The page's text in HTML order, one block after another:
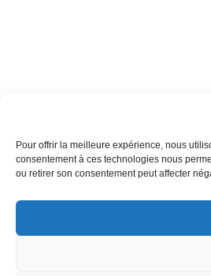
Pour offrir la meilleure expérience, nous
consentement à ces technologies nous
ou retirer son consentement peut affecter